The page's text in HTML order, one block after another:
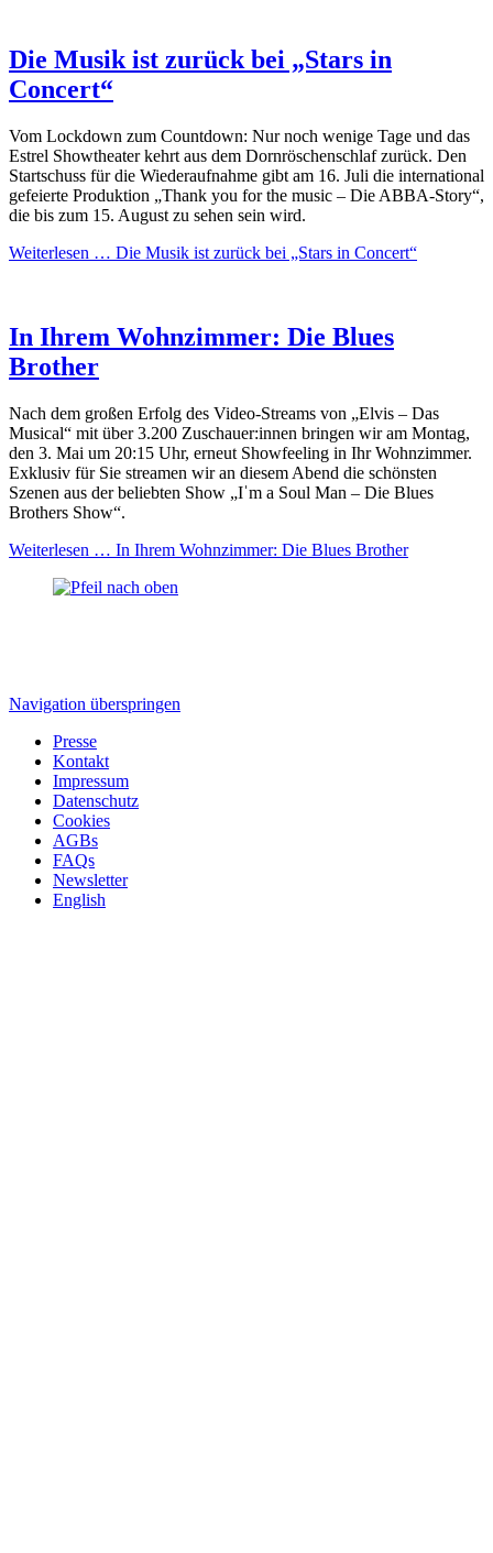
Die Musik ist zurück bei „Stars in
Concert“
Vom Lockdown zum Countdown: Nur noch wenige Tage und das
Estrel Showtheater kehrt aus dem Dornröschenschlaf zurück. Den
Startschuss für die Wiederaufnahme gibt am 16. Juli die international
gefeierte Produktion „Thank you for the music – Die ABBA-Story“,
die bis zum 15. August zu sehen sein wird.
Weiterlesen … Die Musik ist zurück bei „Stars in Concert“
In Ihrem Wohnzimmer: Die Blues
Brother
Nach dem großen Erfolg des Video-Streams von „Elvis – Das
Musical“ mit über 3.200 Zuschauer:innen bringen wir am Montag,
den 3. Mai um 20:15 Uhr, erneut Showfeeling in Ihr Wohnzimmer.
Exklusiv für Sie streamen wir an diesem Abend die schönsten
Szenen aus der beliebten Show „Iˈm a Soul Man – Die Blues
Brothers Show“.
Weiterlesen … In Ihrem Wohnzimmer: Die Blues Brother
Navigation überspringen
Presse
Kontakt
Impressum
Datenschutz
Cookies
AGBs
FAQs
Newsletter
English